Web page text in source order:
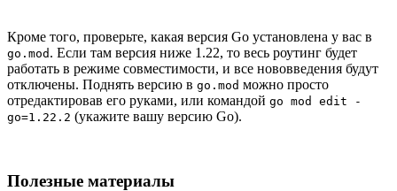
Кроме того, проверьте, какая версия Go установлена у вас в
go.mod . Если там версия ниже 1.22, то весь роутинг будет
работать в режиме совместимости, и все нововведения будут
отключены. Поднять версию в go.mod можно просто
отредактировав его руками, или командой go mod edit -
go=1.22.2 (укажите вашу версию Go).
Полезные материалы